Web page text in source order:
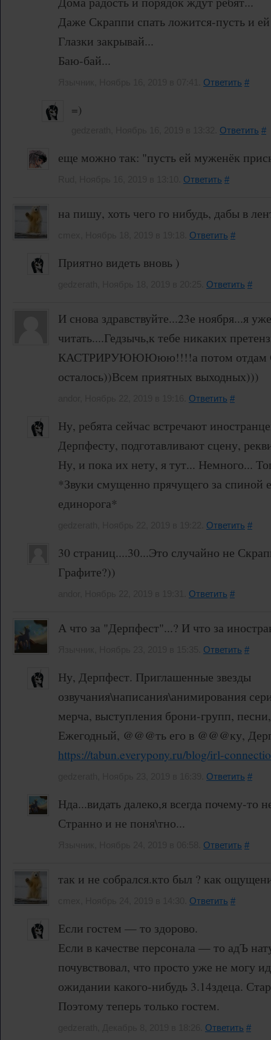
Даже Скраппи спать ложится-пусть и
Глазки закрывай...
Баю-бай...
Ответить #
=)
Ответить #
еще можно так: "пусть ей муженёк
Ответить #
на пишу, хоть чего го нибудь, дабы в
Ответить #
Приятно видеть вновь )
Ответить #
И снова здравствуйте...23е ноября...я
читать....Гедзычь,к тебе никаких
КАСТРИРУЮЮЮюю!!!!а потом отдам
осталось))Всем приятных выходных)))
Ответить #
Ну, ребята сейчас встречают
Дерпфесту, подготавливают сцену,
Ну, и пока их нету, я тут... Немного...
*Звуки смущенно прячущего за спиной
единорога*
Ответить #
30 страниц....30...Это случайно не
Графите?))
Ответить #
А что за "Дерпфест"...? И что за
Ответить #
Ну, Дерпфест. Приглашенные звезды
озвучания\написания\анимирования
мерча, выступления брони-групп,
Ежегодный, @@@ть его в @@@ку,
https://tabun.everypony.ru/blog/irl-
Ответить #
Нда...видать далеко,я всегда почему-то
Странно и не поня\тно...
Ответить #
так и не собрался.кто был ? как
Ответить #
Если гостем — то здорово.
Если в качестве персонала — то адЪ
почувствовал, что просто уже не могу
ожидании какого-нибудь 3.14здеца.
Поэтому теперь только гостем.
Ответить #